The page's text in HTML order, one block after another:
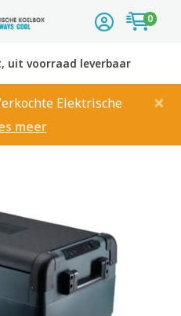
0
uit voorraad leverbaar
Elektrische
meer
×